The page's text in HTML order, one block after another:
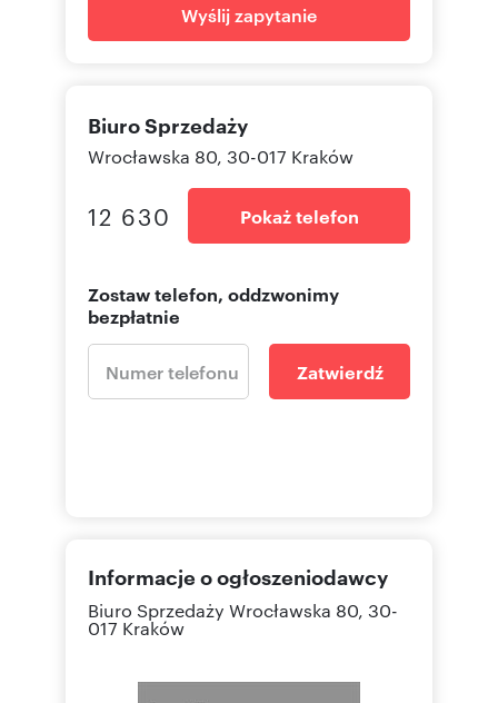
Wyślij zapytanie
Biuro Sprzedaży
Wrocławska 80, 30-017 Kraków
12 630 Pokaż telefon
Zostaw telefon, oddzwonimy
bezpłatnie
Zatwierdź
Informacje o ogłoszeniodawcy
Biuro Sprzedaży Wrocławska 80, 30-
017 Kraków